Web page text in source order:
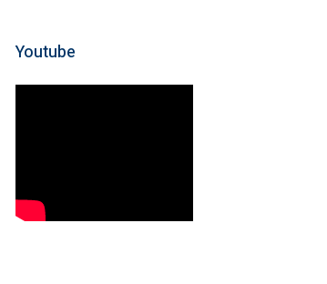
Youtube